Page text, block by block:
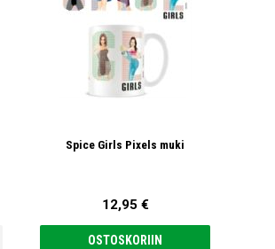
Spice Girls Pixels muki
12,95 €
OSTOSKORIIN